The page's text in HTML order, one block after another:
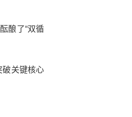
酿了“双循
破关键核心